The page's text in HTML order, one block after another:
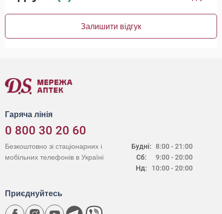
Залишити відгук
Гаряча лінія
0 800 30 20 60
Будні:
Сб:
Нд:
8:00 - 21:00
9:00 - 20:00
10:00 - 20:00
Безкоштовно зі стаціонарних і
мобільних телефонів в Україні
Приєднуйтесь